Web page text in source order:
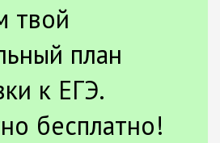
твой
план
к ЕГЭ.
бесплатно!